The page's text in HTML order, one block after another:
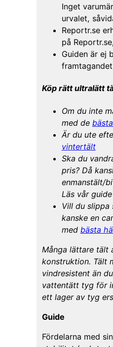
Inget
urvalet,
Reportr.se
på
Guiden är ej
Köp rätt ultralätt
Om du inte
med de
Är du ute
vintertält
Ska du
pris? Då
enmanstält/
Läs vår
Vill du slippa
kanske en
med bästa
Många lättare tält
konstruktion. Tält
vindresistent än
vattentätt tyg för
ett lager av tyg
Guide
Fördelarna med